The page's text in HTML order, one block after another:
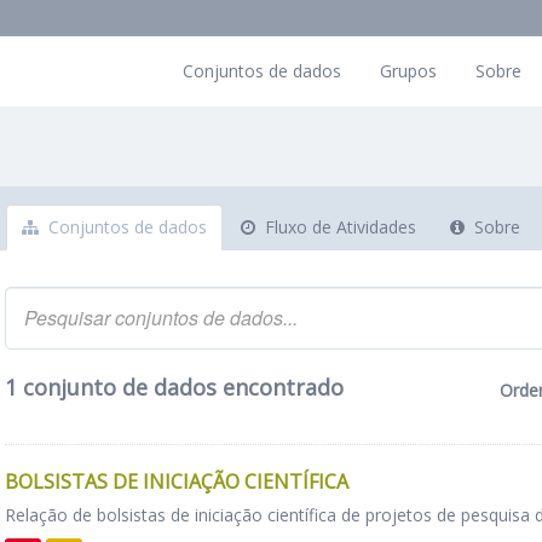
Conjuntos de dados Grupos Sobre
Conjuntos de dados Fluxo de Atividades Sobre
1 conjunto de dados encontrado
BOLSISTAS DE INICIAÇÃO CIENTÍFICA
Relação de bolsistas de iniciação científica de projetos de pesquisa